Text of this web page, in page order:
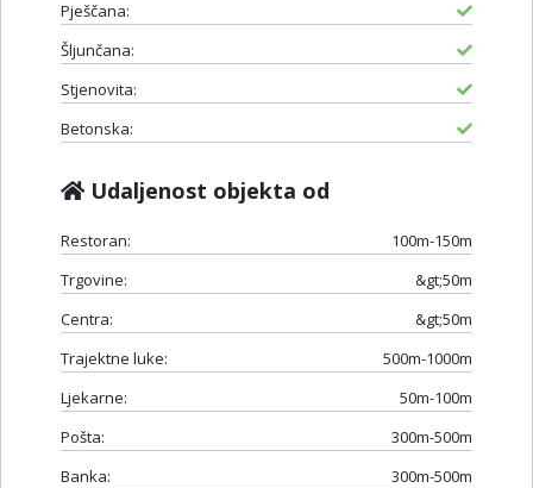
Pješčana:
Šljunčana:
Stjenovita:
Betonska:
Udaljenost objekta od
Restoran:
100m-150m
Trgovine:
&gt;50m
Centra:
&gt;50m
Trajektne luke:
500m-1000m
Ljekarne:
50m-100m
Pošta:
300m-500m
Banka:
300m-500m